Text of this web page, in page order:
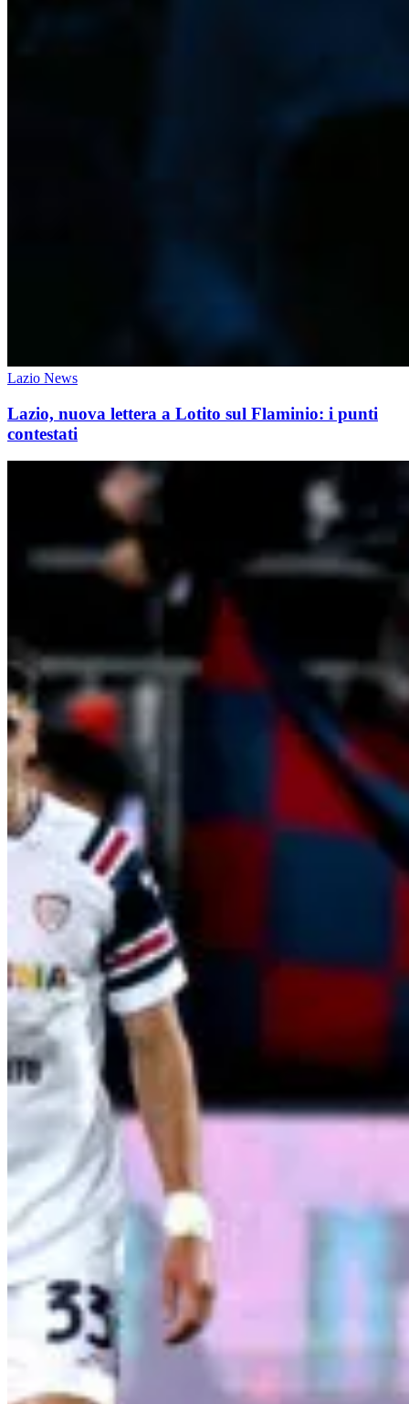
Lazio News
Lazio, nuova lettera a Lotito sul Flaminio: i punti
contestati